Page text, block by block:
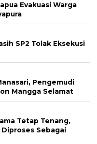
Evakuasi Warga
SP2 Tolak Eksekusi
Pengemudi
Mangga Selamat
Tetap Tenang,
Diproses Sebagai